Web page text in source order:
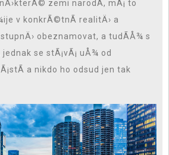
zemi narodÃ­, mÃ¡ to
v konkrÃ©tnÃ­ realitÄ› a
obeznamovat, a tudÃ­Å¾ s
se stÃ¡vÃ¡ uÅ¾ od
a nikdo ho odsud jen tak